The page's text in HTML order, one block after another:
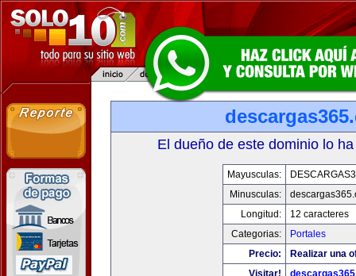
El dueño de este dominio lo
Mayusculas:
Minusculas:
Longitud:
12 caracteres
Categorias:
Portales
Precio:
Realizar una
Visitar!